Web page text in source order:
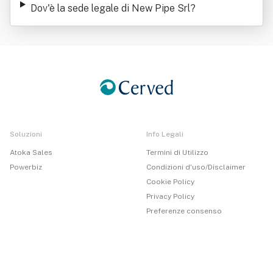
Dov'è la sede legale di New Pipe Srl?
Soluzioni
Atoka Sales
Powerbiz
Info Legali
Termini di Utilizzo
Condizioni d'uso/Disclaimer
Cookie Policy
Privacy Policy
Preferenze consenso